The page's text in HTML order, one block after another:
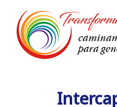
contenido